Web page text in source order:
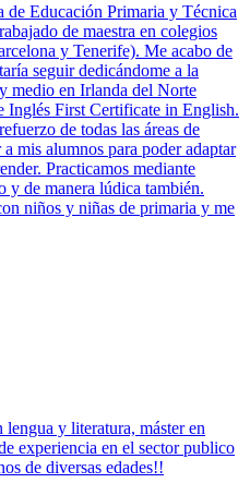
de Educación Primaria y Técnica
de maestra en colegios
y Tenerife). Me acabo de
seguir dedicándome a la
medio en Irlanda del Norte
Inglés First Certificate in English.
de todas las áreas de
mis alumnos para poder adaptar
Practicamos mediante
y de manera lúdica también.
niños y niñas de primaria y me
lengua y literatura, máster en
experiencia en el sector publico
de diversas edades!!